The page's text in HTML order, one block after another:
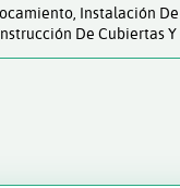
Instalación
De Cubiertas